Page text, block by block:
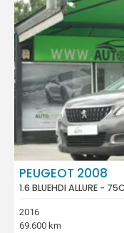
PEUGEOT 2008
1.6 BLUEHDI ALLURE -
2016
69.600 km